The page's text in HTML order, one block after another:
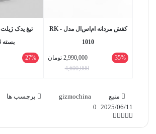
کفش مردانه ام‌اس‌ال مدل RK -
1010
35%
2,990,000 تومان
4,600,000
بسته 4 عددی
27%
منبع gizmochina برچسب ها
2025/06/11
0
آپ
گذاری